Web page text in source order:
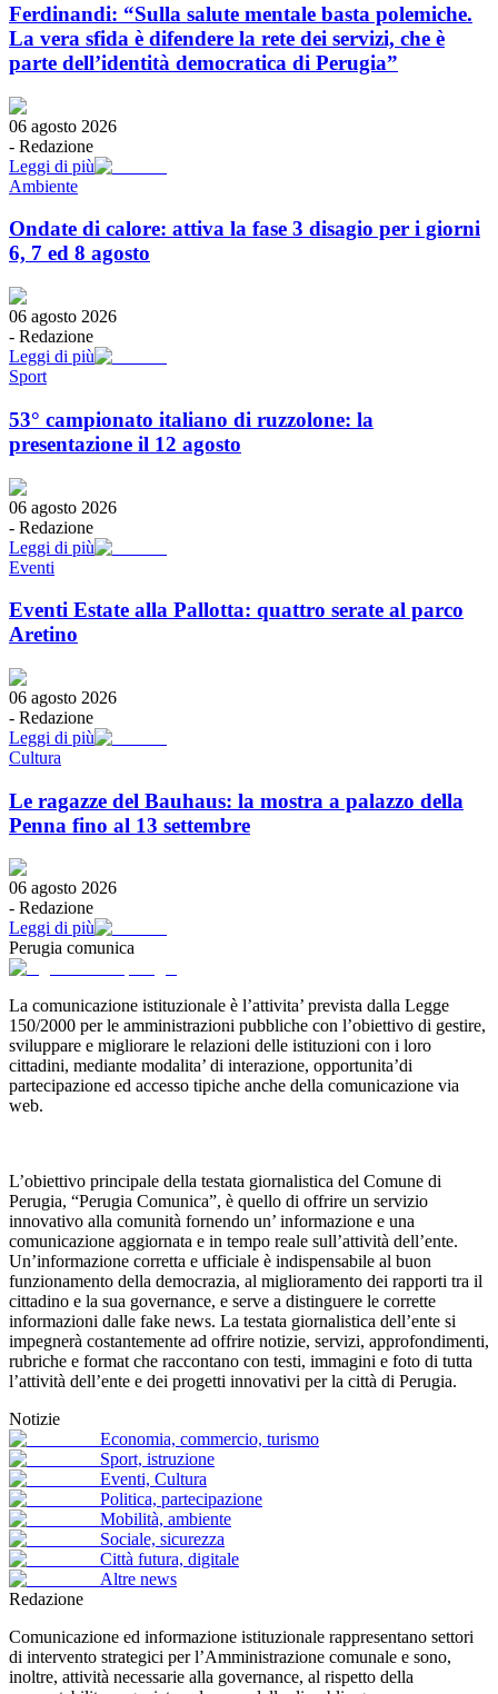
Ferdinandi: “Sulla salute mentale basta polemiche.
La vera sfida è difendere la rete dei servizi, che è
parte dell’identità democratica di Perugia”
06 agosto 2026
- Redazione
Leggi di più
Ambiente
Ondate di calore: attiva la fase 3 disagio per i giorni
6, 7 ed 8 agosto
06 agosto 2026
- Redazione
Leggi di più
Sport
53° campionato italiano di ruzzolone: la
presentazione il 12 agosto
06 agosto 2026
- Redazione
Leggi di più
Eventi
Eventi Estate alla Pallotta: quattro serate al parco
Aretino
06 agosto 2026
- Redazione
Leggi di più
Cultura
Le ragazze del Bauhaus: la mostra a palazzo della
Penna fino al 13 settembre
06 agosto 2026
- Redazione
Leggi di più
Perugia comunica
La comunicazione istituzionale è l’attivita’ prevista dalla Legge
150/2000 per le amministrazioni pubbliche con l’obiettivo di gestire,
sviluppare e migliorare le relazioni delle istituzioni con i loro
cittadini, mediante modalita’ di interazione, opportunita’di
partecipazione ed accesso tipiche anche della comunicazione via
web.
L’obiettivo principale della testata giornalistica del Comune di
Perugia, “Perugia Comunica”, è quello di offrire un servizio
innovativo alla comunità fornendo un’ informazione e una
comunicazione aggiornata e in tempo reale sull’attività dell’ente.
Un’informazione corretta e ufficiale è indispensabile al buon
funzionamento della democrazia, al miglioramento dei rapporti tra il
cittadino e la sua governance, e serve a distinguere le corrette
informazioni dalle fake news. La testata giornalistica dell’ente si
impegnerà costantemente ad offrire notizie, servizi, approfondimenti,
rubriche e format che raccontano con testi, immagini e foto di tutta
l’attività dell’ente e dei progetti innovativi per la città di Perugia.
Notizie
Economia, commercio, turismo
Sport, istruzione
Eventi, Cultura
Politica, partecipazione
Mobilità, ambiente
Sociale, sicurezza
Città futura, digitale
Altre news
Redazione
Comunicazione ed informazione istituzionale rappresentano settori
di intervento strategici per l’Ammini­strazione comunale e sono,
inoltre, attività necessarie alla governance, al rispetto della